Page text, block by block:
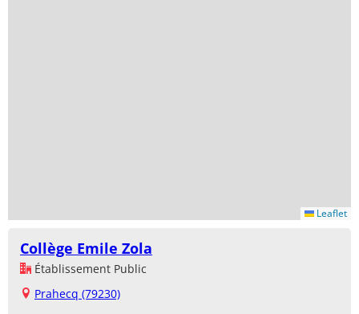
Leaflet
Collège Emile Zola
Établissement Public
Prahecq (79230)